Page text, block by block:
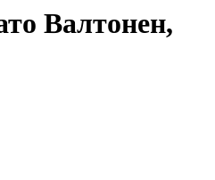
Валтонен,